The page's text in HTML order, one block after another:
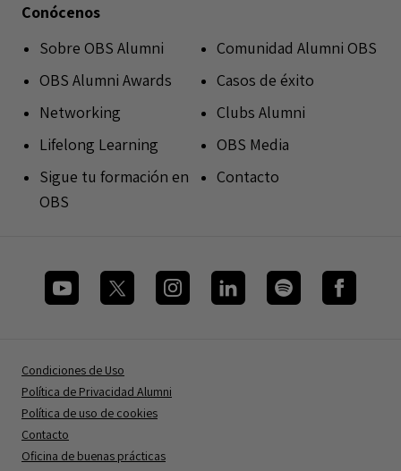
Conócenos
Sobre OBS Alumni
OBS Alumni Awards
Networking
Lifelong Learning
Sigue tu formación en
OBS
Comunidad Alumni OBS
Casos de éxito
Clubs Alumni
OBS Media
Contacto
Condiciones de Uso
Política de Privacidad Alumni
Política de uso de cookies
Contacto
Oficina de buenas prácticas